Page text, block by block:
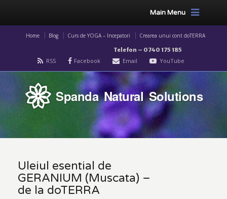
Main Menu
Home Blog Curs de YOGA – Incepatori
Crearea unui cont doTERRA
Telefon – 0740 175 185
RSS Facebook Email YouTube
Spanda Natural Solutions
Uleiul esential de
GERANIUM (Muscata) –
de la doTERRA